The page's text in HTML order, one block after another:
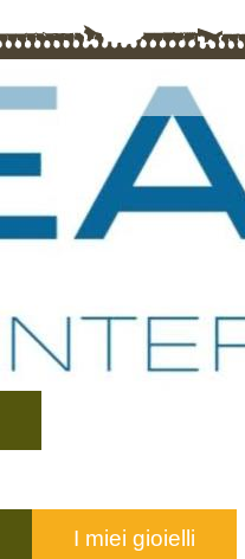
I miei gioielli